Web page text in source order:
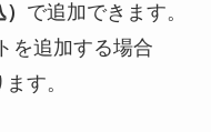
で追加できます。
を追加する場合
す。